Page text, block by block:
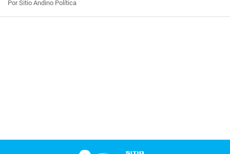
Por Sitio Andino Política